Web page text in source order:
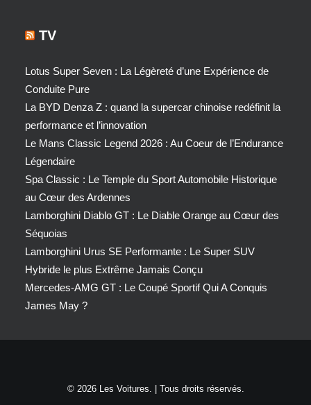
TV
Lotus Super Seven : La Légèreté d’une Expérience de
Conduite Pure
La BYD Denza Z : quand la supercar chinoise redéfinit la
performance et l’innovation
Le Mans Classic Legend 2026 : Au Coeur de l’Endurance
Légendaire
Spa Classic : Le Temple du Sport Automobile Historique
au Cœur des Ardennes
Lamborghini Diablo GT : Le Diable Orange au Cœur des
Séquoias
Lamborghini Urus SE Performante : Le Super SUV
Hybride le plus Extrême Jamais Conçu
Mercedes-AMG GT : Le Coupé Sportif Qui A Conquis
James May ?
© 2026 Les Voitures. | Tous droits réservés.